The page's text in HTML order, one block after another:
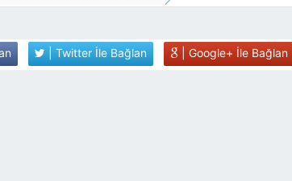
| Twitter İle Bağlan | Google+ İle Bağlan